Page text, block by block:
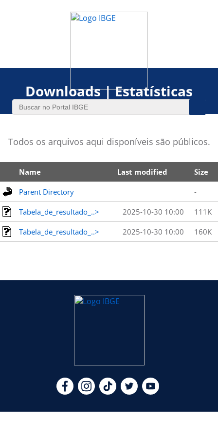
Downloads | Estatísticas
Todos os arquivos aqui disponíveis são públicos.
Name Last modified Size
Parent Directory -
Tabela_de_resultado_..> 2025-10-30 10:00 111K
Tabela_de_resultado_..> 2025-10-30 10:00 160K